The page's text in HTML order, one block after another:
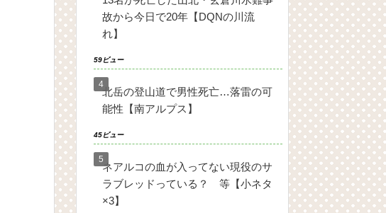
故から今日で20年【DQNの川流
れ】
59ビュー
北岳の登山道で男性死亡…落雷の可
能性【南アルプス】
45ビュー
ネアルコの血が入ってない現役のサ
ラブレッドっている？ 等【小ネタ
×3】